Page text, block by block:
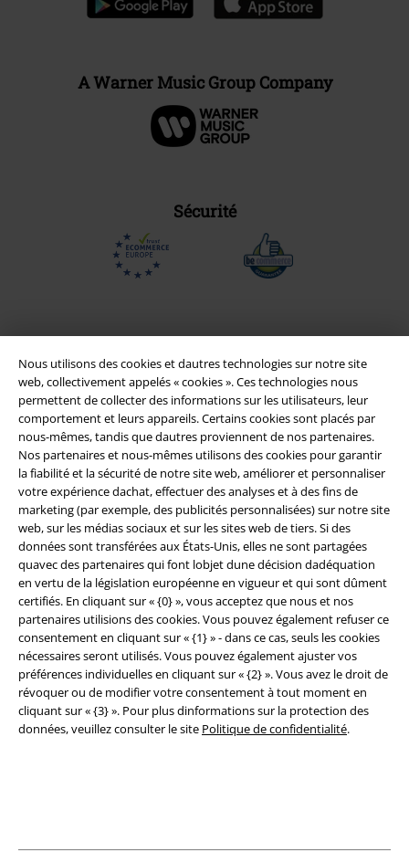
Nous utilisons des cookies et dautres technologies sur notre site
web, collectivement appelés « cookies ». Ces technologies nous
permettent de collecter des informations sur les utilisateurs, leur
comportement et leurs appareils. Certains cookies sont placés par
nous-mêmes, tandis que dautres proviennent de nos partenaires.
Nos partenaires et nous-mêmes utilisons des cookies pour garantir
la fiabilité et la sécurité de notre site web, améliorer et personnaliser
votre expérience dachat, effectuer des analyses et à des fins de
marketing (par exemple, des publicités personnalisées) sur notre site
web, sur les médias sociaux et sur les sites web de tiers. Si des
données sont transférées aux États-Unis, elles ne sont partagées
quavec des partenaires qui font lobjet dune décision dadéquation
en vertu de la législation européenne en vigueur et qui sont dûment
certifiés. En cliquant sur « {0} », vous acceptez que nous et nos
partenaires utilisions des cookies. Vous pouvez également refuser ce
consentement en cliquant sur « {1} » - dans ce cas, seuls les cookies
nécessaires seront utilisés. Vous pouvez également ajuster vos
préférences individuelles en cliquant sur « {2} ». Vous avez le droit de
révoquer ou de modifier votre consentement à tout moment en
cliquant sur « {3} ». Pour plus dinformations sur la protection des
données, veuillez consulter le site Politique de confidentialité.
A Warner Music Group Company
Sécurité
Légal
Conditions générales
Éditeur
Clauses de confidentialité
Élimination des déchets et protection de l'environnement
Déclaration de Conformité
Informations sur l'accessibilité